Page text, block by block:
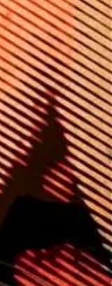
noiriksi. Varsinais-
olleet vaikeasti
todellisen